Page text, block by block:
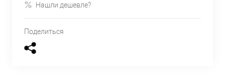
Нашли дешевле?
Поделиться